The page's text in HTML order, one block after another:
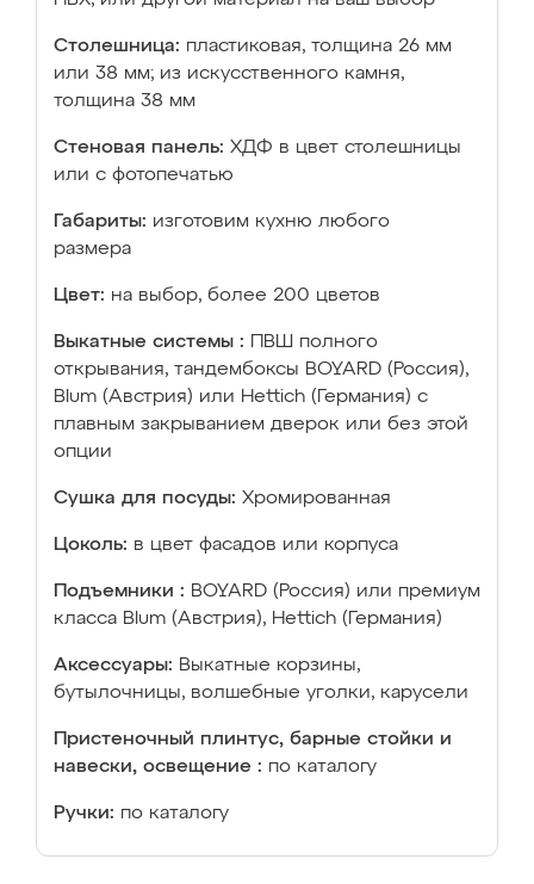
Столешница: пластиковая, толщина 26 мм
или 38 мм; из искусственного камня,
толщина 38 мм
Стеновая панель: ХДФ в цвет столешницы
или с фотопечатью
Габариты: изготовим кухню любого
размера
Цвет: на выбор, более 200 цветов
Выкатные системы :
ПВШ полного
открывания, тандембоксы BOYARD (Россия),
Blum (Австрия) или Hettich (Германия) с
плавным закрыванием дверок или без этой
опции
Сушка для посуды: Хромированная
Цоколь: в цвет фасадов или корпуса
Подъемники : BOYARD (Россия) или премиум
класса Blum (Австрия), Hettich (Германия)
Аксессуары: Выкатные корзины,
бутылочницы, волшебные уголки, карусели
Пристеночный плинтус, барные стойки и
навески, освещение : по каталогу
Ручки: по каталогу